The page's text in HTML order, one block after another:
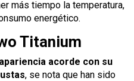
más tiempo la temperatura,
energético.
Titanium
apariencia acorde con su
, se nota que han sido